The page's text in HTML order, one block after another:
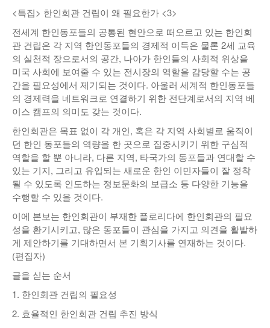
김원동칼럼
독자광장
인근여행지
놀이공원
낚시/비치
골프
인터뷰/탐방
<특집> 한인회관 건립이 왜 필요한가 <3>
전세계 한인동포들의 공통된 현안으로 떠오르고 있는 한인회
관 건립은 각 지역 한인동포들의 경제적 이득은 물론 2세 교육
의 실천적 장으로서의 공간, 나아가 한인들의 사회적 위상을
미국 사회에 보여줄 수 있는 전시장의 역할을 감당할 수는 공
간을 필요성에서 제기되는 것이다. 아울러 세계적 한인동포들
의 경제력을 네트워크로 연결하기 위한 전단계로서의 지역 베
이스 캠프의 의미도 갖는 것이다.
한인회관은 목표 없이 각 개인, 혹은 각 지역 사회별로 움직이
던 한인 동포들의 역량을 한 곳으로 집중시키기 위한 구심적
역할을 할 뿐 아니라, 다른 지역, 타국가의 동포들과 연대할 수
있는 기지, 그리고 유입되는 새로운 한인 이민자들이 잘 정착
될 수 있도록 인도하는 정보문화의 보급소 등 다양한 기능을
수행할 수 있을 것이다.
이에 본보는 한인회관이 부재한 플로리다에 한인회관의 필요
성을 환기시키고, 많은 동포들이 관심을 가지고 의견을 활발하
게 제안하기를 기대하면서 본 기획기사를 연재하는 것이다.
(편집자)
글을 싣는 순서
1. 한인회관 건립의 필요성
2. 효율적인 한인회관 건립 추진 방식